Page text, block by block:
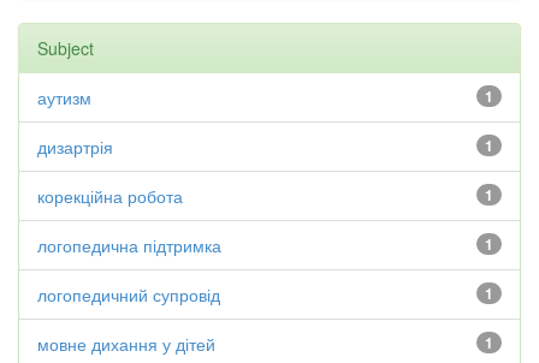
Subject
1
аутизм
1
дизартрія
1
корекційна робота
1
логопедична підтримка
1
логопедичний супровід
1
мовне дихання у дітей